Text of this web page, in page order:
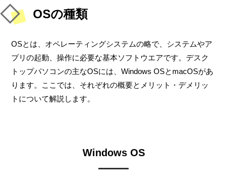
OSの種類
OSとは、オペレーティングシステムの略で、システムやア
プリの起動、操作に必要な基本ソフトウエアです。デスク
トップパソコンの主なOSには、Windows OSとmacOSがあ
ります。ここでは、それぞれの概要とメリット・デメリッ
トについて解説します。
Windows OS